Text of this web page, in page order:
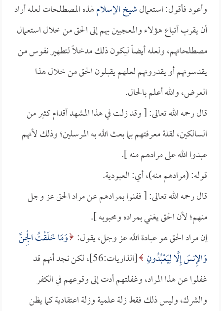
وأعود فأقول: استعمالشيخ الإسلاملهذه المصطلحات لعله أراد
أن يقرب أتباع هؤلاء والمعجبين بهم إلى الحق من خلال استعمال
مصطلحاتهم، ولعله أيضاً ليكون ذلك مدخلاً لتطهير نفوس من
يقدسونهم أو يقدرونهم لعلهم يقبلون الحق من خلال هذا
العرض، والله أعلم بالحال.
قال رحمه الله تعالى: [ وقد زلت في هذا المشهد أقدام كثير من
السالكين، لقلة معرفتهم بما بعث الله به المرسلين؛ وذلك لأنهم
عبدوا الله على مرادهم منه ].
قوله: (مرادهم منه)، أي: العبودية.
قال رحمه الله تعالى: [ ففنوا بمرادهم عن مراد الحق عز وجل
منهم؛ لأن الحق يغني بمراده ومحبوبه ].
إن مراد الحق هو عبادة الله عز وجل، يقول: وَمَا خَلَقْتُ الْجِنَّ
وَالإِنسَ إِلَّا لِيَعْبُدُونِ
[الذاريات:56]، لكن نجد أنهم قد
غفلوا عن هذا المراد، وغفلتهم أدت إلى وقوعهم في الكفر
والشرك، وليس ذلك فقط زلة علمية وزلة اعتقادية كما يظن